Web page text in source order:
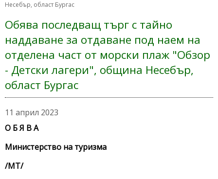
Несебър, област Бургас
Обява последващ търг с тайно
наддаване за отдаване под наем на
отделена част от морски плаж "Обзор
- Детски лагери", община Несебър,
област Бургас
11 април 2023
О Б Я В А
Министерство на туризма
/МТ/